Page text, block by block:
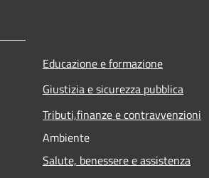
Educazione e formazione
Giustizia e sicurezza pubblica
Tributi,finanze e contravvenzioni
Ambiente
Salute, benessere e assistenza